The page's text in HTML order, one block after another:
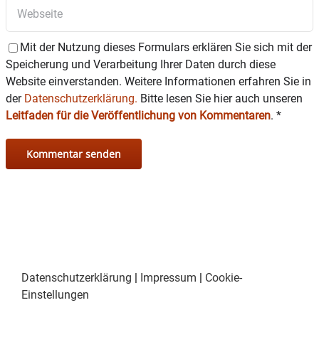
Mit der Nutzung dieses Formulars erklären Sie sich mit der
Speicherung und Verarbeitung Ihrer Daten durch diese
Website einverstanden. Weitere Informationen erfahren Sie in
der Datenschutzerklärung. Bitte lesen Sie hier auch unseren
Leitfaden für die Veröffentlichung von Kommentaren. *
Datenschutzerklärung | Impressum | Cookie-
Einstellungen